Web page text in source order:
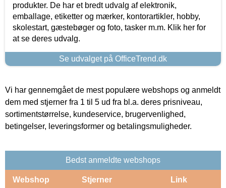
produkter. De har et bredt udvalg af elektronik,
emballage, etiketter og mærker, kontorartikler, hobby,
skolestart, gæstebøger og foto, tasker m.m. Klik her for
at se deres udvalg.
Se udvalget på OfficeTrend.dk
Vi har gennemgået de mest populære webshops og anmeldt
dem med stjerner fra 1 til 5 ud fra bl.a. deres prisniveau,
sortimentstørrelse, kundeservice, brugervenlighed,
betingelser, leveringsformer og betalingsmuligheder.
Bedst anmeldte webshops
Webshop Stjerner Link